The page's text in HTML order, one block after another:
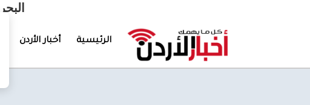
الرئيسية أخبار الأردن